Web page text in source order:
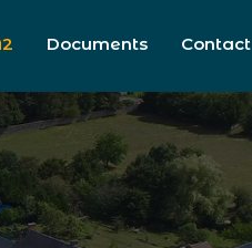
Documents Contact